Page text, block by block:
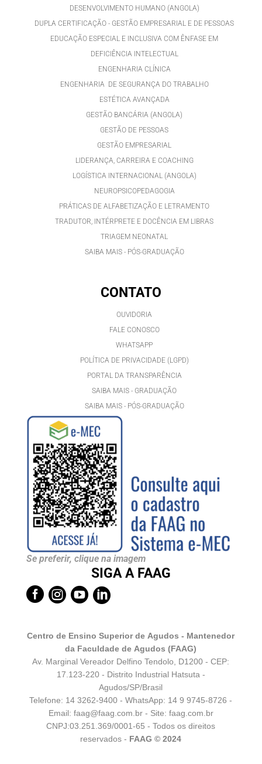
DESENVOLVIMENTO HUMANO (ANGOLA)
DUPLA CERTIFICAÇÃO - GESTÃO EMPRESARIAL E DE PESSOAS
EDUCAÇÃO ESPECIAL E INCLUSIVA COM ÊNFASE EM
DEFICIÊNCIA INTELECTUAL
ENGENHARIA CLÍNICA
ENGENHARIA DE SEGURANÇA DO TRABALHO
ESTÉTICA AVANÇADA
GESTÃO BANCÁRIA (ANGOLA)
GESTÃO DE PESSOAS
GESTÃO EMPRESARIAL
LIDERANÇA, CARREIRA E COACHING
LOGÍSTICA INTERNACIONAL (ANGOLA)
NEUROPSICOPEDAGOGIA
PRÁTICAS DE ALFABETIZAÇÃO E LETRAMENTO
TRADUTOR, INTÉRPRETE E DOCÊNCIA EM LIBRAS
TRIAGEM NEONATAL
SAIBA MAIS - PÓS-GRADUAÇÃO
CONTATO
OUVIDORIA
FALE CONOSCO
WHATSAPP
POLÍTICA DE PRIVACIDADE (LGPD)
PORTAL DA TRANSPARÊNCIA
SAIBA MAIS - GRADUAÇÃO
SAIBA MAIS - PÓS-GRADUAÇÃO
Se preferir, clique na imagem
SIGA A FAAG
   
Centro de Ensino Superior de Agudos - Mantenedor
da Faculdade de Agudos (FAAG)
Av. Marginal Vereador Delfino Tendolo, D1200 - CEP:
17.123-220 - Distrito Industrial Hatsuta -
Agudos/SP/Brasil
Telefone: 14 3262-9400 - WhatsApp: 14 9 9745-8726-
Email: faag@faag.com.br- Site: faag.com.br
CNPJ:03.251.369/0001-65 - Todos os direitos
reservados - FAAG © 2024